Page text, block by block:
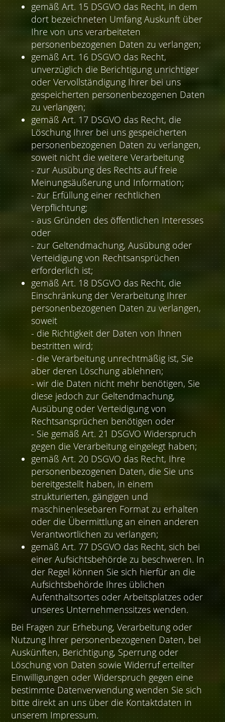
gemäß Art. 15 DSGVO das Recht, in dem
dort bezeichneten Umfang Auskunft über
Ihre von uns verarbeiteten
personenbezogenen Daten zu verlangen;
gemäß Art. 16 DSGVO das Recht,
unverzüglich die Berichtigung unrichtiger
oder Vervollständigung Ihrer bei uns
gespeicherten personenbezogenen Daten
zu verlangen;
gemäß Art. 17 DSGVO das Recht, die
Löschung Ihrer bei uns gespeicherten
personenbezogenen Daten zu verlangen,
soweit nicht die weitere Verarbeitung
- zur Ausübung des Rechts auf freie
Meinungsäußerung und Information;
- zur Erfüllung einer rechtlichen
Verpflichtung;
- aus Gründen des öffentlichen Interesses
oder
- zur Geltendmachung, Ausübung oder
Verteidigung von Rechtsansprüchen
erforderlich ist;
gemäß Art. 18 DSGVO das Recht, die
Einschränkung der Verarbeitung Ihrer
personenbezogenen Daten zu verlangen,
soweit
- die Richtigkeit der Daten von Ihnen
bestritten wird;
- die Verarbeitung unrechtmäßig ist, Sie
aber deren Löschung ablehnen;
- wir die Daten nicht mehr benötigen, Sie
diese jedoch zur Geltendmachung,
Ausübung oder Verteidigung von
Rechtsansprüchen benötigen oder
- Sie gemäß Art. 21 DSGVO Widerspruch
gegen die Verarbeitung eingelegt haben;
gemäß Art. 20 DSGVO das Recht, Ihre
personenbezogenen Daten, die Sie uns
bereitgestellt haben, in einem
strukturierten, gängigen und
maschinenlesebaren Format zu erhalten
oder die Übermittlung an einen anderen
Verantwortlichen zu verlangen;
gemäß Art. 77 DSGVO das Recht, sich bei
einer Aufsichtsbehörde zu beschweren. In
der Regel können Sie sich hierfür an die
Aufsichtsbehörde Ihres üblichen
Aufenthaltsortes oder Arbeitsplatzes oder
unseres Unternehmenssitzes wenden.
Bei Fragen zur Erhebung, Verarbeitung oder
Nutzung Ihrer personenbezogenen Daten, bei
Auskünften, Berichtigung, Sperrung oder
Löschung von Daten sowie Widerruf erteilter
Einwilligungen oder Widerspruch gegen eine
bestimmte Datenverwendung wenden Sie sich
bitte direkt an uns über die Kontaktdaten in
unserem Impressum.